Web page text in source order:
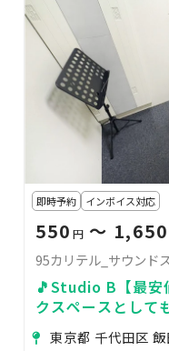
即時予約 インボイス対応
550 円 〜 1,650
95カリテル_サウンド
🎵Studio B【最安
クスペースとして
自主練習に最適な
東京都 千代田区